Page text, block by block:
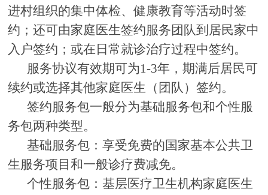
进村组织的集中体检、健康教育等活动时签
约；还可由家庭医生签约服务团队到居民家中
入户签约；或在日常就诊治疗过程中签约。
服务协议有效期可为1-3年，期满后居民可
续约或选择其他家庭医生（团队）签约。
签约服务包一般分为基础服务包和个性服
务包两种类型。
基础服务包： 享受免费的国家基本公共卫
生服务项目和一般诊疗费减免。
个性服务包： 基层医疗卫生机构家庭医生